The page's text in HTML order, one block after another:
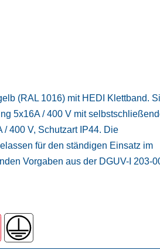
(RAL 1016) mit HEDI Klettband.
5x16A / 400 V mit
/ 400 V, Schutzart IP44. Die
für den ständigen Einsatz im
Vorgaben aus der DGUV-I 203-